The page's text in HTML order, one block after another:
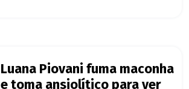
Luana Piovani fuma maconha
e toma ansiolítico para ver